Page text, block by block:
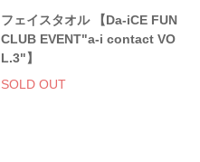
フェイスタオル 【Da-iCE FUN
CLUB EVENT"a-i contact VO
L.3"】
SOLD OUT